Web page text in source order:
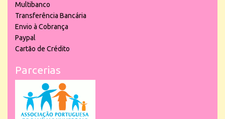
Multibanco
Transferência Bancária
Envio à Cobrança
Paypal
Cartão de Crédito
Parcerias